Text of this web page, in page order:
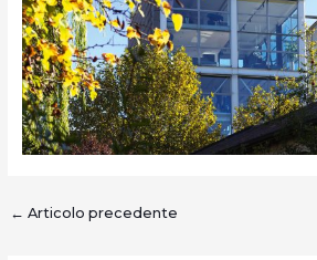
← Articolo precedente